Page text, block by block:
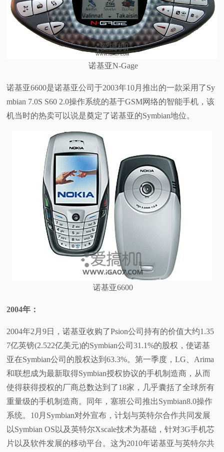
诺基亚N-Gage
诺基亚6600是诺基亚公司于2003年10月推出的一款采用了Sy
mbian 7.0S S60 2.0操作系统的基于GSM网络的智能手机，该
机当时的热卖可以说是奠定了诺基亚的Symbian地位。
诺基亚6600
2004年：
2004年2月9日，诺基亚收购了Psion公司持有的价值大约1.35
7亿英镑(2.522亿美元)的Symbian公司31.1%的股权，使诺基
亚在Symbian公司的股权达到63.3%。第一季度，LG、Arima
和联想成为最新取得Symbian授权协议的手机制造商，从而
使得获得授权的厂商总数达到了18家，几乎囊括了全球所有
重量级的手机制造商。同年，塞班公司推出Symbian8.0操作
系统。10月Symbian对外宣布，计划与英特尔合作共同发展
以Symbian OS以及英特尔Xscale技术为基础，针对3G手机芯
片以及软件发展的移动平台。这为2010年诺基亚与英特尔共